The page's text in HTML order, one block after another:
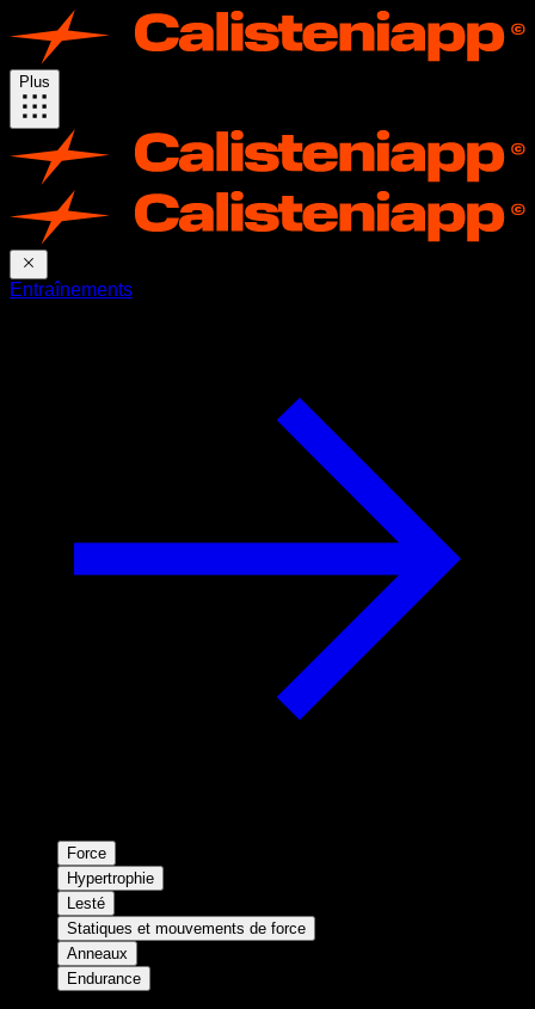
Plus
Entraînements
Force
Hypertrophie
Lesté
Statiques et mouvements de force
Anneaux
Endurance